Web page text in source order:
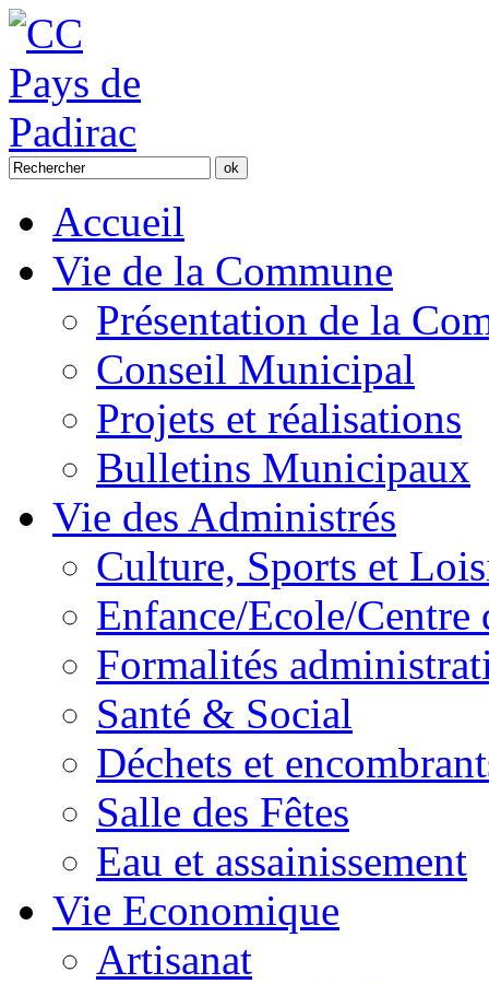
Accueil
Vie de la Commune
Présentation de la
Conseil Municipal
Projets et réalisations
Bulletins Municipaux
Vie des Administrés
Culture, Sports et
Enfance/Ecole/Centre
Formalités
Santé & Social
Déchets et
Salle des Fêtes
Eau et assainissement
Vie Economique
Artisanat